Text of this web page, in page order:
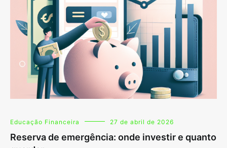
Educação Financeira 27 de abril de 2026
Reserva de emergência: onde investir e quanto